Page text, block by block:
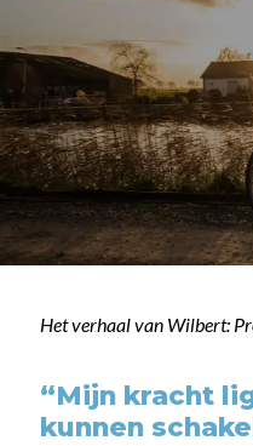
Het verhaal van Wilbert:
“Mijn kracht
kunnen